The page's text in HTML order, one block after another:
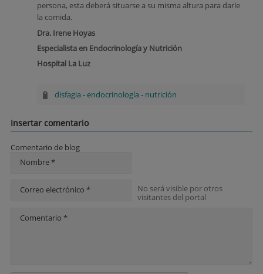
persona, esta deberá situarse a su misma altura para darle
la comida.
Dra. Irene Hoyas
Especialista en Endocrinología y Nutrición
Hospital La Luz
disfagia -endocrinología - nutrición
Insertar comentario
Comentario de blog
Nombre *
Correo electrónico *
No será visible por otros
visitantes del portal
Comentario *